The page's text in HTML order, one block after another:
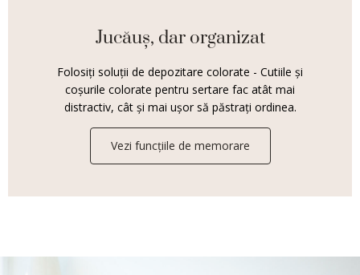
Jucăuș, dar organizat
Folosiți soluții de depozitare colorate - Cutiile și
coșurile colorate pentru sertare fac atât mai
distractiv, cât și mai ușor să păstrați ordinea.
Vezi funcțiile de memorare